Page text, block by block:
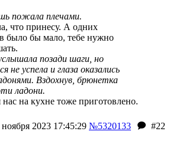
пожала плечами.
что принесу. А одних
было бы мало, тебе нужно
позади шаги, но
не успела и глаза оказались
Вздохнув, брюнетка
ладони.
нас на кухне тоже приготовлено.
2023 17:45:29 №5320133
#22